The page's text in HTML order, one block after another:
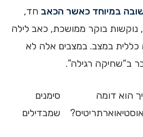
במיוחד כאשר הכאב חד,
נוקשות בוקר ממושכת, כאב לילה
כללית במצב. במצבים אלה לא
ב“שחיקה רגילה”.
הוא דומה
סימנים
שמבדילים